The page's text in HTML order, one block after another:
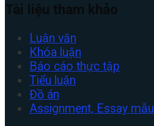
Tài liệu tham khảo
Luận văn
Khóa luận
Báo cáo thực tập
Tiểu luận
Đồ án
Assignment, Essay mẫu